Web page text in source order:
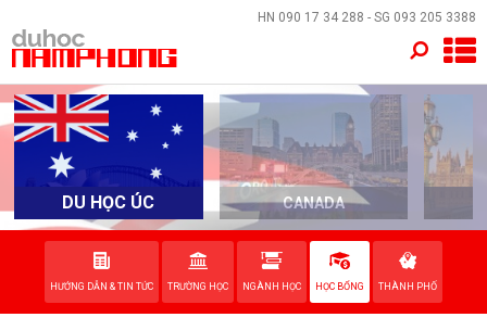
HN 090 17 34 288 - SG 093 205 3388
DU HỌC ÚC CANADA
HƯỚNG DẪN & TIN TỨC TRƯỜNG HỌC NGÀNH HỌC HỌC BỔNG THÀNH PHỐ
×
TRANG CHỦ
QUỐC GIA
EVENTS
VỀ NAM PHONG